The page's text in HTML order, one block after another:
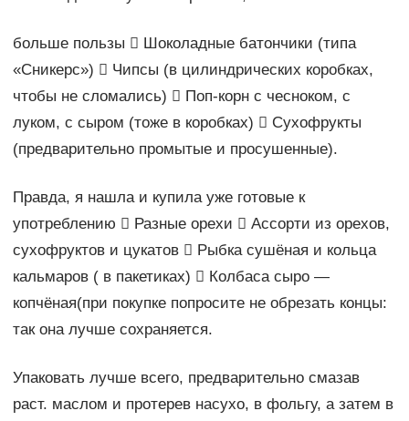
больше пользы  Шоколадные батончики (типа
«Сникерс»)  Чипсы (в цилиндрических коробках,
чтобы не сломались)  Поп-корн с чесноком, с
луком, с сыром (тоже в коробках)  Сухофрукты
(предварительно промытые и просушенные).
Правда, я нашла и купила уже готовые к
употреблению  Разные орехи  Ассорти из орехов,
сухофруктов и цукатов  Рыбка сушёная и кольца
кальмаров ( в пакетиках)  Колбаса сыро —
копчёная(при покупке попросите не обрезать концы:
так она лучше сохраняется.
Упаковать лучше всего, предварительно смазав
раст. маслом и протерев насухо, в фольгу, а затем в